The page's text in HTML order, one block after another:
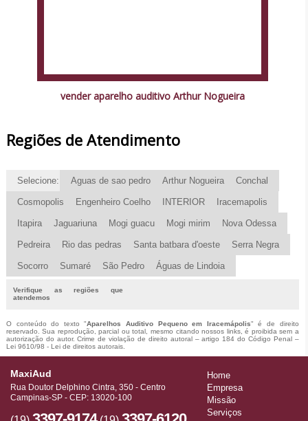
vender aparelho auditivo Arthur Nogueira
Regiões de Atendimento
Selecione: Aguas de sao pedro Arthur Nogueira Conchal
Cosmopolis Engenheiro Coelho INTERIOR Iracemapolis
Itapira Jaguariuna Mogi guacu Mogi mirim Nova Odessa
Pedreira Rio das pedras Santa batbara d'oeste Serra Negra
Socorro Sumaré São Pedro Águas de Lindoia
Verifique as regiões que
atendemos
O conteúdo do texto "Aparelhos Auditivo Pequeno em Iracemápolis" é de direito
reservado. Sua reprodução, parcial ou total, mesmo citando nossos links, é proibida sem a
autorização do autor. Crime de violação de direito autoral – artigo 184 do Código Penal –
Lei 9610/98 - Lei de direitos autorais.
MaxiAud
Rua Doutor Delphino Cintra, 350 - Centro
Campinas-SP - CEP: 13020-100
Home
Empresa
Missão
Serviços